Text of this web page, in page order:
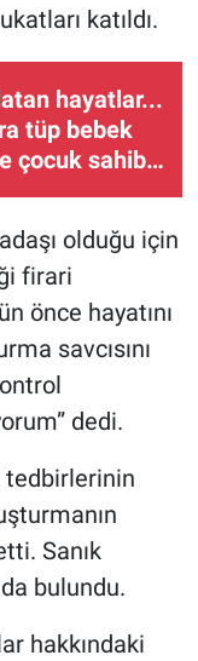
katıldı.
hayatlar...
tüp bebek
çocuk sahibi
olduğu için
firari
önce hayatını
savcısını
dedi.
tedbirlerinin
Sanık
bulundu.
hakkındaki